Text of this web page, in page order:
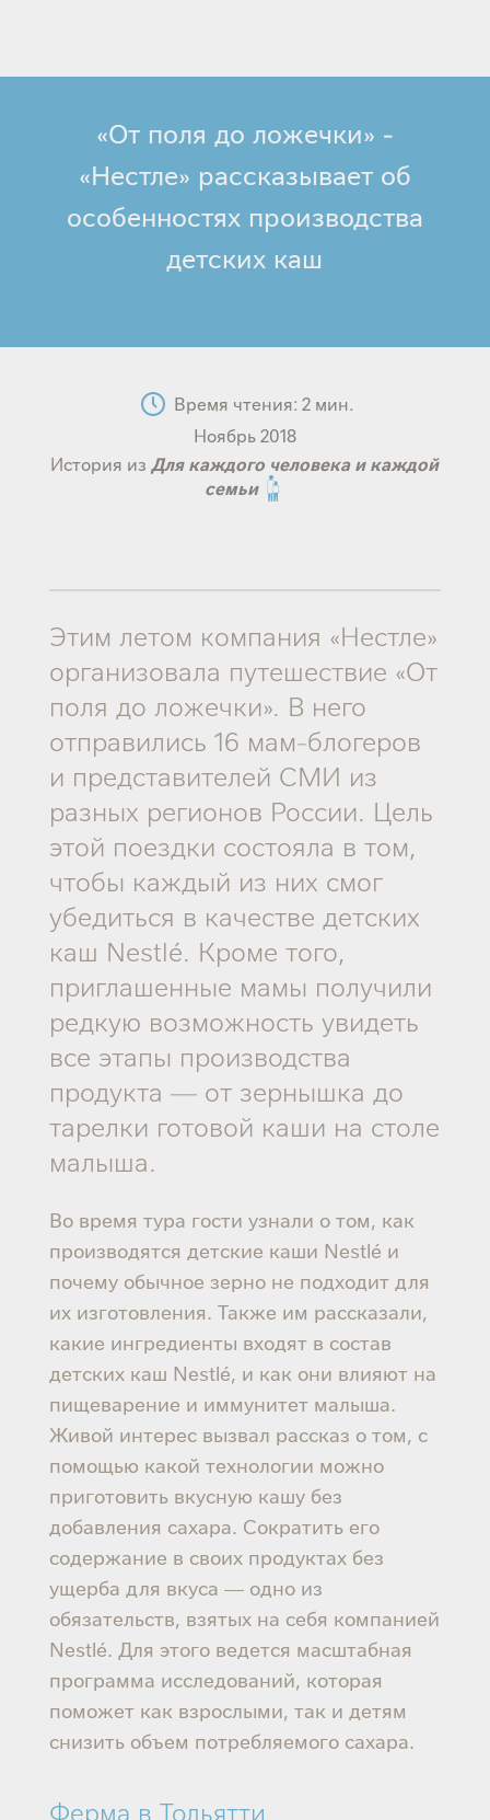
«От поля до ложечки» -
«Нестле» рассказывает об
особенностях производства
детских каш
Этим летом компания «Нестле»
организовала путешествие «От
поля до ложечки». В него
отправились 16 мам-блогеров
и представителей СМИ из
разных регионов России. Цель
этой поездки состояла в том,
чтобы каждый из них смог
убедиться в качестве детских
каш Nestlé. Кроме того,
приглашенные мамы получили
редкую возможность увидеть
все этапы производства
продукта — от зернышка до
тарелки готовой каши на столе
малыша.
Во время тура гости узнали о том, как
производятся детские каши Nestlé и
почему обычное зерно не подходит для
их изготовления. Также им рассказали,
какие ингредиенты входят в состав
детских каш Nestlé, и как они влияют на
пищеварение и иммунитет малыша.
Живой интерес вызвал рассказ о том, с
помощью какой технологии можно
приготовить вкусную кашу без
добавления сахара. Сократить его
содержание в своих продуктах без
ущерба для вкуса — одно из
обязательств, взятых на себя компанией
Nestlé. Для этого ведется масштабная
программа исследований, которая
поможет как взрослыми, так и детям
снизить объем потребляемого сахара.
Ферма в Тольятти
Время чтения: 2 мин.
Published
Ноябрь 2018
История
История из Для каждого человека и каждой
семьи